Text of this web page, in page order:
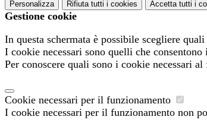
Personalizza Rifiuta tutti i cookies Accetta tutti i
Gestione cookie
In questa schermata è possibile scegliere
I cookie necessari sono quelli che
Per conoscere quali sono i cookie necessari
Cookie necessari per il funzionamento
I cookie necessari per il funzionamento non